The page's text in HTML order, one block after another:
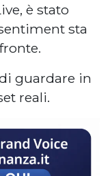
è stato
sta
guardare in
reali.